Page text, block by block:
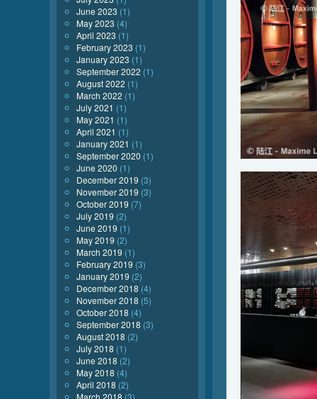
June 2023 (1)
May 2023 (4)
April 2023 (1)
February 2023 (1)
January 2023 (1)
September 2022 (1)
August 2022 (1)
March 2022 (1)
July 2021 (1)
May 2021 (1)
April 2021 (1)
January 2021 (1)
September 2020 (1)
June 2020 (1)
December 2019 (3)
November 2019 (3)
October 2019 (7)
July 2019 (2)
June 2019 (1)
May 2019 (2)
March 2019 (1)
February 2019 (3)
January 2019 (2)
December 2018 (4)
November 2018 (5)
October 2018 (4)
September 2018 (3)
August 2018 (2)
July 2018 (1)
June 2018 (2)
May 2018 (4)
April 2018 (2)
March 2018 (3)